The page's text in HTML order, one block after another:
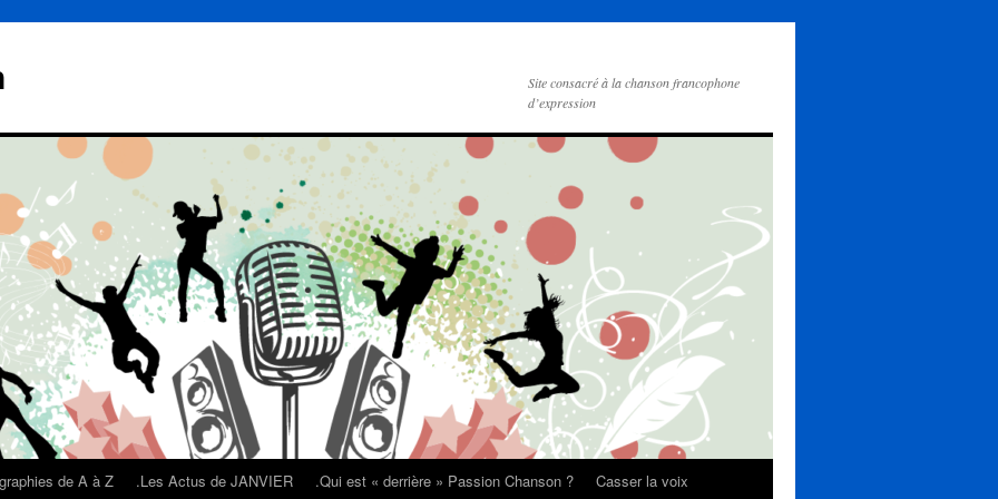
Site consacré à la chanson francophone
d’expression
de A à Z .Les Actus de JANVIER .Qui est « derrière » Passion Chanson ?
Casser la voix